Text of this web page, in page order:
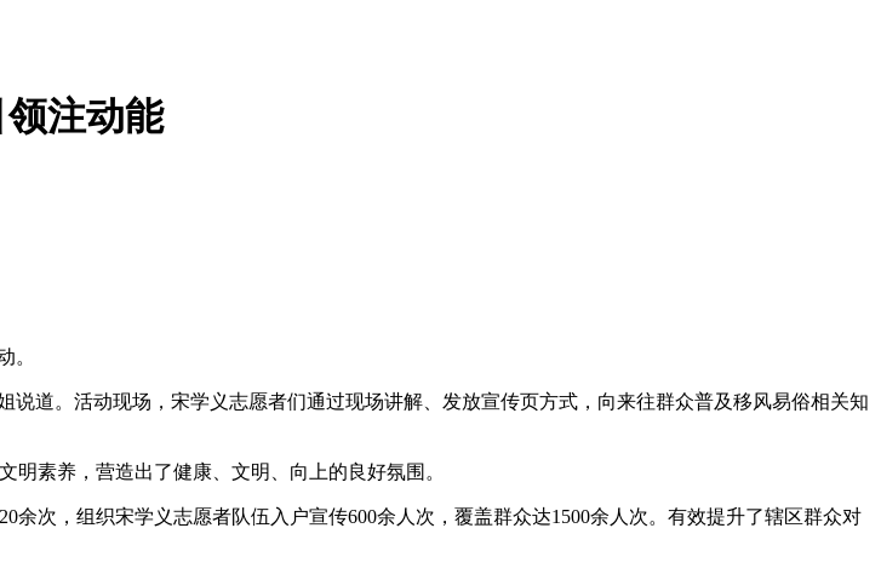
注动能
。
道。活动现场，宋学义志愿者们通过现场讲解、发放宣传页方式，向来往群众普及移风易俗相关知
素养，营造出了健康、文明、向上的良好氛围。
次，组织宋学义志愿者队伍入户宣传600余人次，覆盖群众达1500余人次。有效提升了辖区群众对